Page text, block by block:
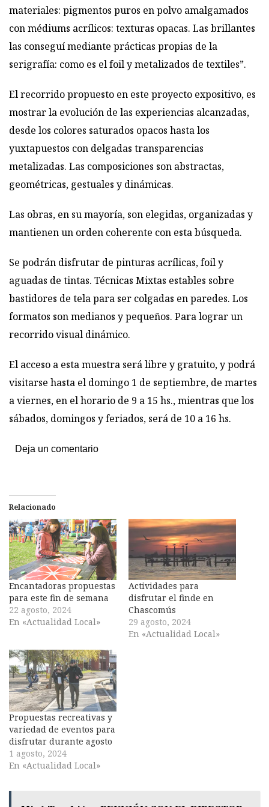
materiales: pigmentos puros en polvo amalgamados
con médiums acrílicos: texturas opacas. Las brillantes
las conseguí mediante prácticas propias de la
serigrafía: como es el foil y metalizados de textiles”.
El recorrido propuesto en este proyecto expositivo, es
mostrar la evolución de las experiencias alcanzadas,
desde los colores saturados opacos hasta los
yuxtapuestos con delgadas transparencias
metalizadas. Las composiciones son abstractas,
geométricas, gestuales y dinámicas.
Las obras, en su mayoría, son elegidas, organizadas y
mantienen un orden coherente con esta búsqueda.
Se podrán disfrutar de pinturas acrílicas, foil y
aguadas de tintas. Técnicas Mixtas estables sobre
bastidores de tela para ser colgadas en paredes. Los
formatos son medianos y pequeños. Para lograr un
recorrido visual dinámico.
El acceso a esta muestra será libre y gratuito, y podrá
visitarse hasta el domingo 1 de septiembre, de martes
a viernes, en el horario de 9 a 15 hs., mientras que los
sábados, domingos y feriados, será de 10 a 16 hs.
Deja un comentario
Relacionado
Encantadoras propuestas
para este fin de semana
22 agosto, 2024
En «Actualidad Local»
Actividades para
disfrutar el finde en
Chascomús
29 agosto, 2024
En «Actualidad Local»
Propuestas recreativas y
variedad de eventos para
disfrutar durante agosto
1 agosto, 2024
En «Actualidad Local»